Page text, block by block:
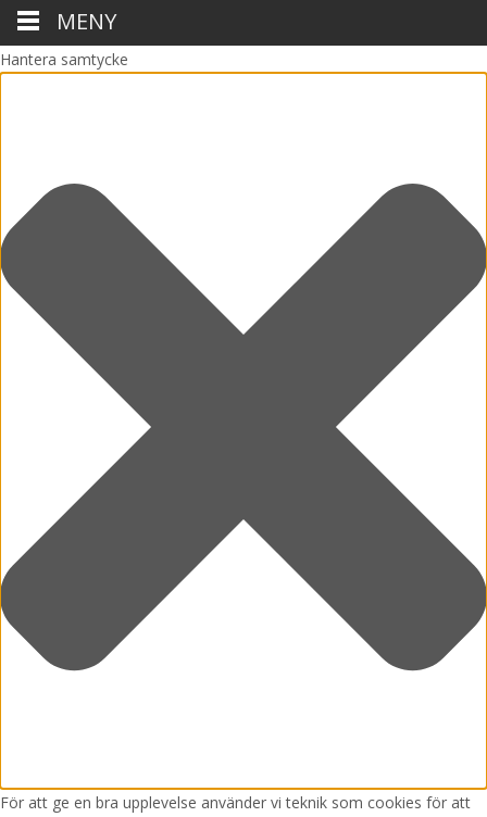
Hantera samtycke
För att ge en bra upplevelse använder vi teknik som cookies för att
MENY